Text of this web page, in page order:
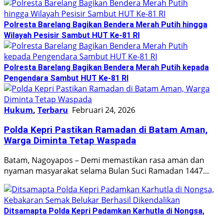
Polresta Barelang Bagikan Bendera Merah Putih hingga
Wilayah Pesisir Sambut HUT Ke-81 RI
Polresta Barelang Bagikan Bendera Merah Putih kepada
Pengendara Sambut HUT Ke-81 RI
Hukum, Terbaru Februari 24, 2026
Polda Kepri Pastikan Ramadan di Batam Aman,
Warga Diminta Tetap Waspada
Batam, Nagoyapos – Demi memastikan rasa aman dan
nyaman masyarakat selama Bulan Suci Ramadan 1447…
Ditsamapta Polda Kepri Padamkan Karhutla di Nongsa,